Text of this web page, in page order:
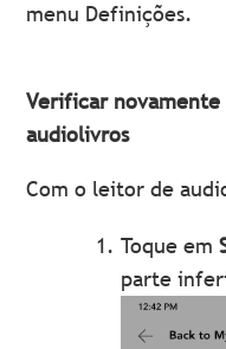
menu Definições.
Verificar
audiolivros
Com o leitor de
Toque em
parte